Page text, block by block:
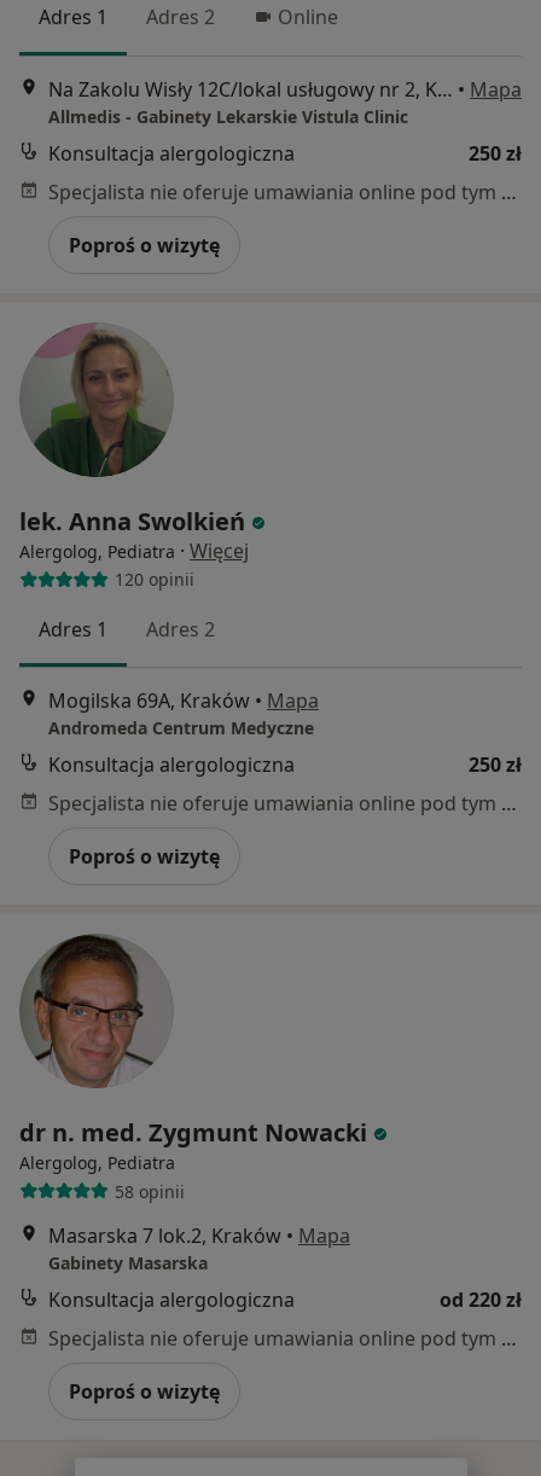
Adres 1 Adres 2 Online
Na Zakolu Wisły 12C/lokal usługowy nr 2, Kraków • Mapa
Allmedis - Gabinety Lekarskie Vistula Clinic
Konsultacja alergologiczna
250 zł
Specjalista nie oferuje umawiania online pod tym adresem.
Poproś o wizytę
lek. Anna Swolkień
Alergolog, Pediatra · Więcej
120 opinii
Adres 1 Adres 2
Mogilska 69A, Kraków • Mapa
Andromeda Centrum Medyczne
Konsultacja alergologiczna
250 zł
Specjalista nie oferuje umawiania online pod tym adresem.
Poproś o wizytę
dr n. med. Zygmunt Nowacki
Alergolog, Pediatra
58 opinii
Masarska 7 lok.2, Kraków • Mapa
Gabinety Masarska
Konsultacja alergologiczna
od 220 zł
Specjalista nie oferuje umawiania online pod tym adresem.
Poproś o wizytę